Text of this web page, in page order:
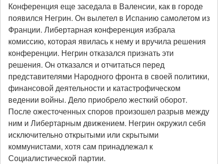
Конференция еще заседала в Валенсии, как в городе
появился Негрин. Он вылетел в Испанию самолетом из
Франции. Либертарная конференция избрала
комиссию, которая явилась к нему и вручила решения
конференции. Негрин отказался признать эти
решения. Он отказался и отчитаться перед
представителями Народного фронта в своей политики,
финансовой деятельности и катастрофическом
ведении войны. Дело приобрело жесткий оборот.
После ожесточенных споров произошел разрыв между
ним и Либертарным движением. Негрин окружил себя
исключительно открытыми или скрытыми
коммунистами, хотя сам принадлежал к
Социалистической партии.